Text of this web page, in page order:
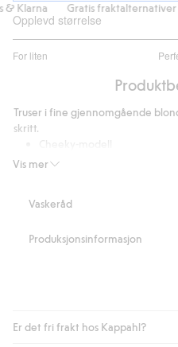
Klarna
Gratis fraktalternativer
Opplevd størrelse
For liten
av
7
stemmer
Vis mer
Truser i fine gjennomgående
skritt.
Blondetruser
Vaskeråd
Produksjonsinformasjon
Er det fri frakt hos Kappahl?